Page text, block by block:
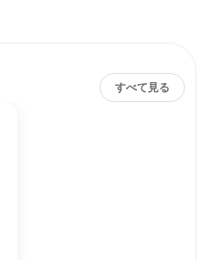
すべて見る